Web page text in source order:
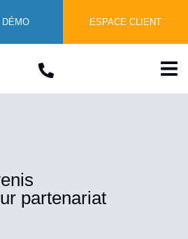
DÉMO ESPACE CLIENT
partenariat